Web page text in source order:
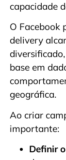
capacidade
O Facebook
delivery
base em
geográfica.
Ao criar
importante:
Definir